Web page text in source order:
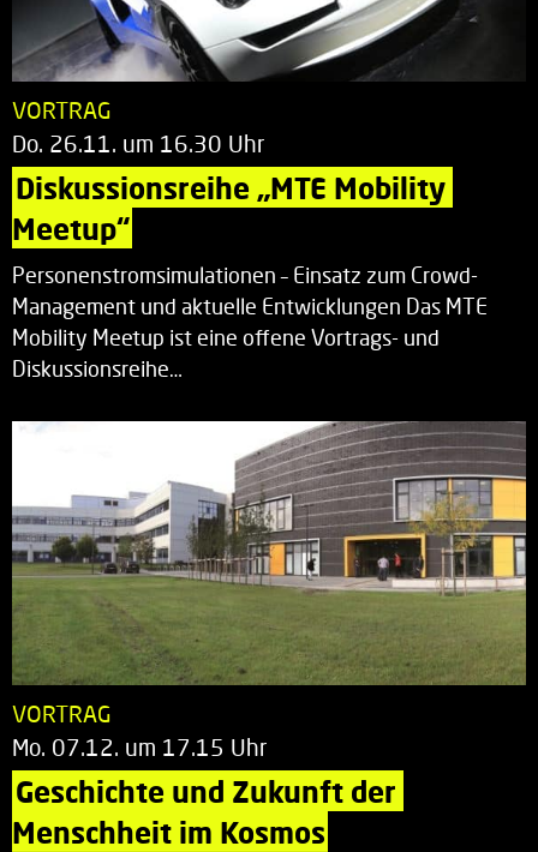
VORTRAG
Do. 26.11. um 16.30 Uhr
Diskussionsreihe „MTE Mobility
Meetup“
Personenstromsimulationen – Einsatz zum Crowd-
Management und aktuelle Entwicklungen Das MTE
Mobility Meetup ist eine offene Vortrags- und
Diskussionsreihe…
VORTRAG
Mo. 07.12. um 17.15 Uhr
Geschichte und Zukunft der
Menschheit im Kosmos